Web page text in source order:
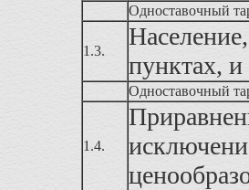
Одноставочный
1.3.
пунктах,
Одноставочный
1.4.